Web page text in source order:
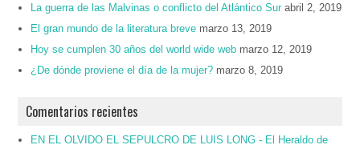
La guerra de las Malvinas o conflicto del Atlántico Sur abril 2, 2019
El gran mundo de la literatura breve marzo 13, 2019
Hoy se cumplen 30 años del world wide web marzo 12, 2019
¿De dónde proviene el día de la mujer? marzo 8, 2019
Comentarios recientes
EN EL OLVIDO EL SEPULCRO DE LUIS LONG - El Heraldo de